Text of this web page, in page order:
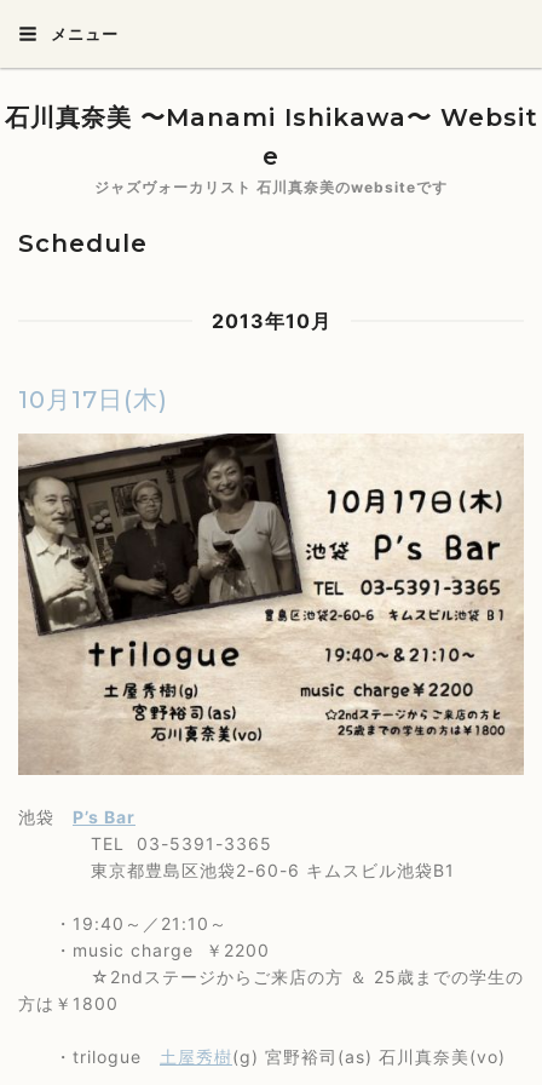
メニュー
石川真奈美 〜Manami Ishikawa〜 Websit
e
ジャズヴォーカリスト 石川真奈美のwebsiteです
Schedule
2013年10月
10月17日(木)
池袋 P’s Bar
TEL 03-5391-3365
東京都豊島区池袋2-60-6 キムスビル池袋B1
・19:40～／21:10～
・music charge ￥2200
☆2ndステージからご来店の方 ＆ 25歳までの学生の
方は￥1800
・trilogue 土屋秀樹(g) 宮野裕司(as) 石川真奈美(vo)